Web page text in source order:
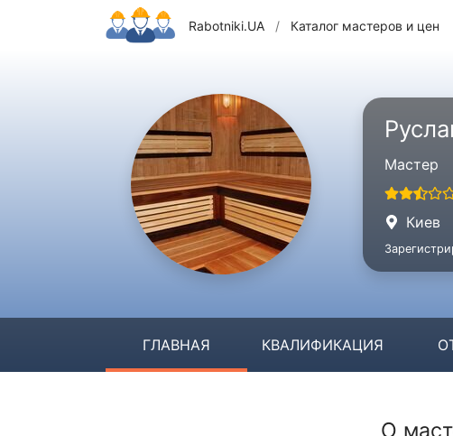
Rabotniki.UA / Каталог мастеров и цен
Мастер
Киев
ГЛАВНАЯ КВАЛИФИКАЦИЯ
О